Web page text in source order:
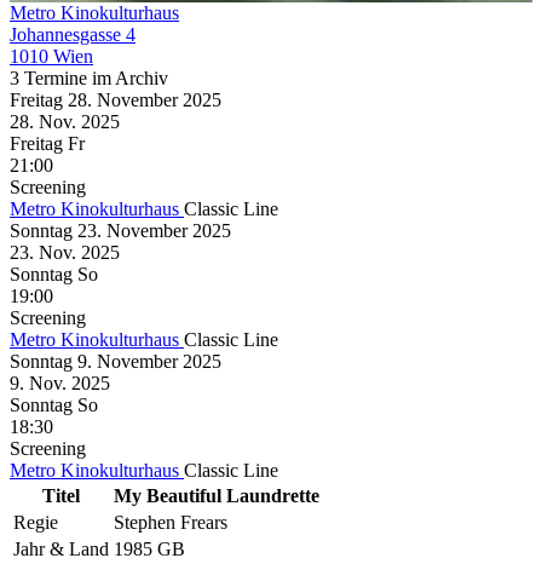
Metro Kinokulturhaus
Johannesgasse 4
1010 Wien
3 Termine im Archiv
Freitag 28. November 2025
28. Nov. 2025
Freitag Fr
21:00
Screening
Metro Kinokulturhaus Classic Line
Sonntag 23. November 2025
23. Nov. 2025
Sonntag So
19:00
Screening
Metro Kinokulturhaus Classic Line
Sonntag 9. November 2025
9. Nov. 2025
Sonntag So
18:30
Screening
Metro Kinokulturhaus Classic Line
Titel
My Beautiful Laundrette
Regie
Stephen Frears
Jahr & Land 1985 GB